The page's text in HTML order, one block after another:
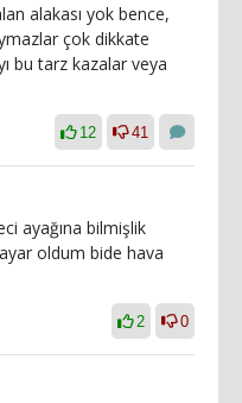
alakası yok bence,
çok dikkate
bu tarz kazalar veya
12 41
ayağına bilmişlik
oldum bide hava
2 0